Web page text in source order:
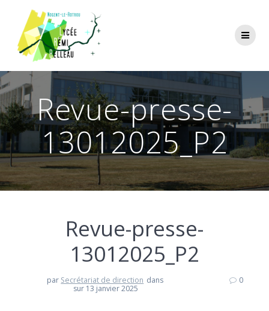
Revue-presse-
13012025_P2
Revue-presse-
13012025_P2
par Secrétariat de direction dans
sur 13 janvier 2025
0